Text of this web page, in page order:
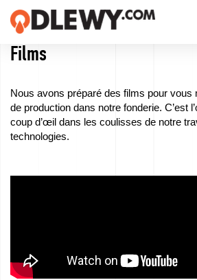
TRADYCJA
JAKOŚĆ
Films
Nous avons préparé des films pour vous
de production dans notre fonderie. C’est
coup d’œil dans les coulisses de notre
technologies.